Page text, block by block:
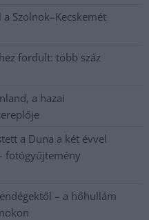
Szolnok–Kecskemét
fordult: több száz
a hazai
a Duna a két évvel
fotógyűjtemény
– a hőhullám